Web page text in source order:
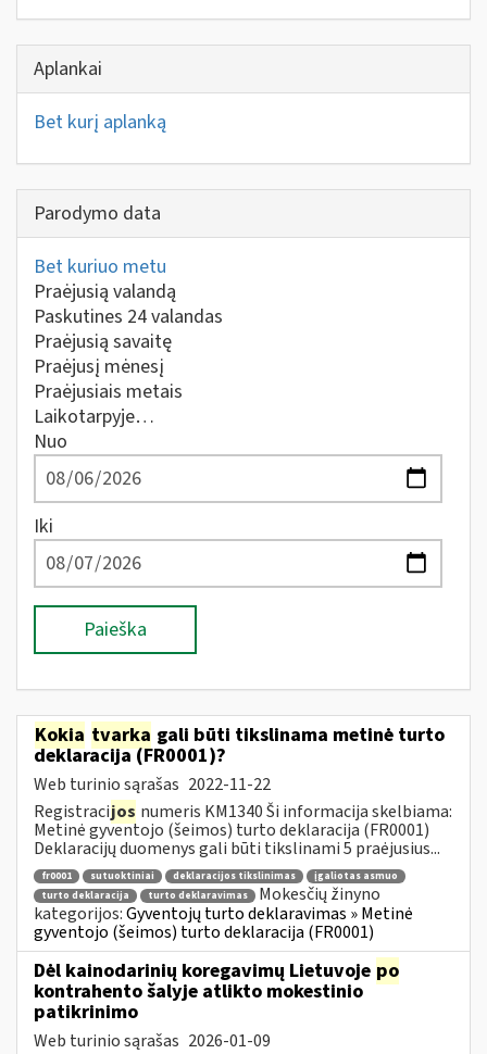
Aplankai
Bet kurį aplanką
Parodymo data
Bet kuriuo metu
Praėjusią valandą
Paskutines 24 valandas
Praėjusią savaitę
Praėjusį mėnesį
Praėjusiais metais
Laikotarpyje…
Nuo
Iki
Paieška
Kokia tvarka gali būti tikslinama metinė turto
deklaracija (FR0001)?
Web turinio sąrašas 2022-11-22
Registracijos numeris KM1340 Ši informacija skelbiama:
Metinė gyventojo (šeimos) turto deklaracija (FR0001)
Deklaracijų duomenys gali būti tikslinami 5 praėjusius...
fr0001 sutuoktiniai deklaracijos tikslinimas
įgaliotas asmuo
turto deklaracija
turto deklaravimas
Mokesčių žinyno
kategorijos:Gyventojų turto deklaravimas » Metinė
gyventojo (šeimos) turto deklaracija (FR0001)
Dėl kainodarinių koregavimų Lietuvoje po
kontrahento šalyje atlikto mokestinio
patikrinimo
Web turinio sąrašas 2026-01-09